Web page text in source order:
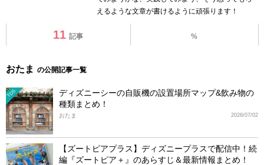
えるような文章が書けるように頑張ります！
11 記事 %
おたま の公開記事一覧
TDS
ディズニーシーの自販機の設置場所マップ&飲み物の
種類まとめ！
2026/07/02
おたま
【ズートピアプラス】ディズニープラスで配信中！続
編『ズートピア＋』のあらすじ＆最新情報まとめ！